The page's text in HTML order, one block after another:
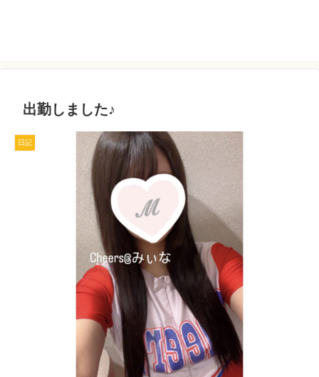
出勤しました♪
日記